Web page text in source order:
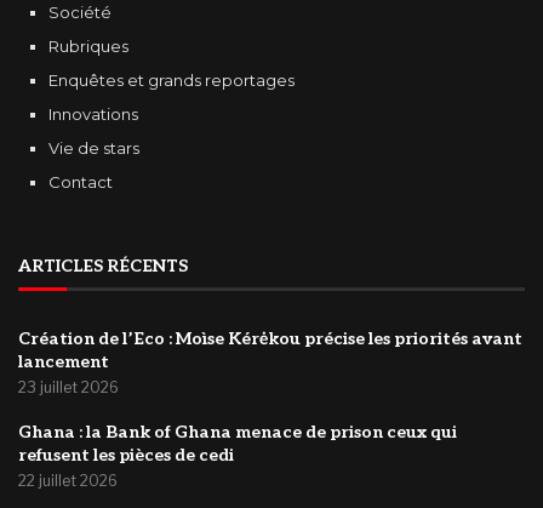
Société
Rubriques
Enquêtes et grands reportages
Innovations
Vie de stars
Contact
ARTICLES RÉCENTS
Création de l’Eco : Moìse Kérėkou précise les priorités avant
lancement
23 juillet 2026
‎Ghana : la Bank of Ghana menace de prison ceux qui
refusent les pièces de cedi
22 juillet 2026